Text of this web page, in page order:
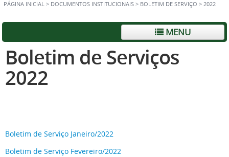
PÁGINA INICIAL > DOCUMENTOS INSTITUCIONAIS > BOLETIM DE SERVIÇO > 2022
MENU
Boletim de Serviços
2022
Boletim de Serviço Janeiro/2022
Boletim de Serviço Fevereiro/2022